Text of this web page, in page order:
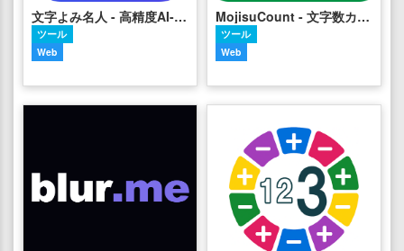
文字よみ名人 - 高精度AI-OCR
ツール
Web
MojisuCount - 文字数カウント
ツール
Web